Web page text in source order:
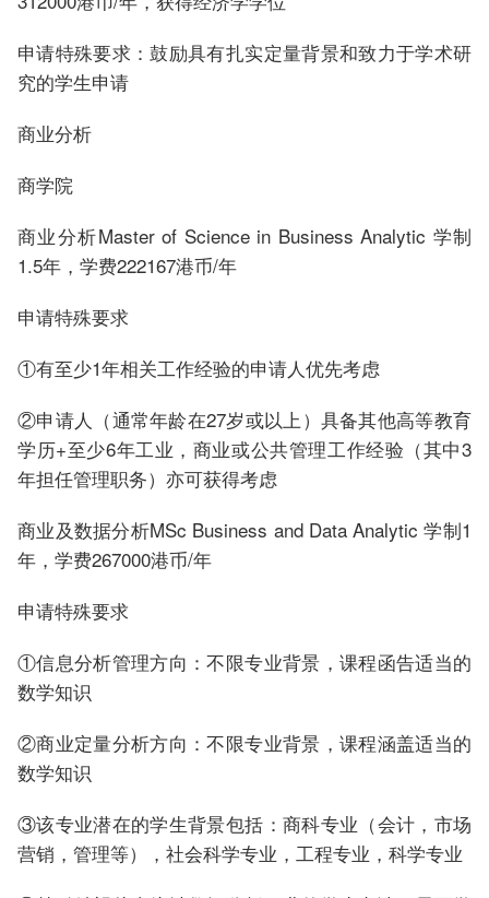
申请特殊要求：鼓励具有扎实定量背景和致力于学术研
究的学生申请
商业分析
商学院
商业分析Master of Science in Business Analytic 学制
1.5年，学费222167港币/年
申请特殊要求
①有至少1年相关工作经验的申请人优先考虑
②申请人（通常年龄在27岁或以上）具备其他高等教育
学历+至少6年工业，商业或公共管理工作经验（其中3
年担任管理职务）亦可获得考虑
商业及数据分析MSc Business and Data Analytic 学制1
年，学费267000港币/年
申请特殊要求
①信息分析管理方向：不限专业背景，课程函告适当的
数学知识
②商业定量分析方向：不限专业背景，课程涵盖适当的
数学知识
③该专业潜在的学生背景包括：商科专业（会计，市场
营销，管理等），社会科学专业，工程专业，科学专业